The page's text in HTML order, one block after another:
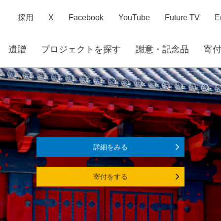
採用 X Facebook YouTube Future TV
遺贈 プロジェクトを探す 謝意・記念品 寄
詳細をみる
寄付をする